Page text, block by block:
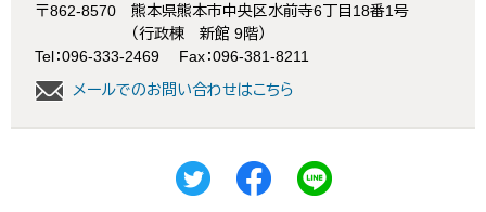
〒862-8570
熊本県熊本市中央区水前寺6丁目18番1号
（行政棟 新館 9階）
Tel：096-333-2469
Fax：096-381-8211
メールでのお問い合わせはこちら